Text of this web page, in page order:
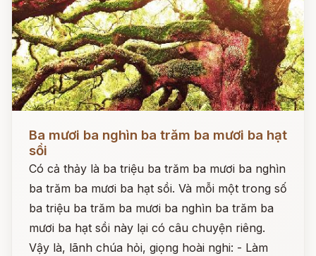
Ba mươi ba nghìn ba trăm ba mươi ba hạt
sồi
Có cả thảy là ba triệu ba trăm ba mươi ba nghìn
ba trăm ba mươi ba hạt sồi. Và mỗi một trong số
ba triệu ba trăm ba mươi ba nghìn ba trăm ba
mươi ba hạt sồi này lại có câu chuyện riêng.
Vậy là, lãnh chúa hỏi, giọng hoài nghi: - Làm